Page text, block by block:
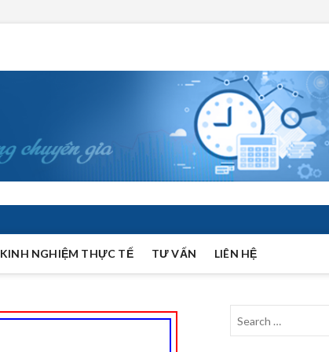
KINH NGHIỆM THỰC TẾ TƯ VẤN LIÊN HỆ